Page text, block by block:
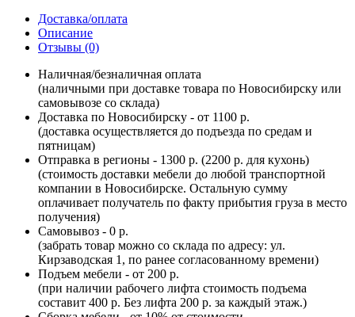
Доставка/оплата
Описание
Отзывы (0)
Наличная/безналичная оплата
(наличными при доставке товара по Новосибирску или
самовывозе со склада)
Доставка по Новосибирску - от 1100 р.
(доставка осуществляется до подъезда по средам и
пятницам)
Отправка в регионы - 1300 р. (2200 р. для кухонь)
(стоимость доставки мебели до любой транспортной
компании в Новосибирске. Остальную сумму
оплачивает получатель по факту прибытия груза в место
получения)
Самовывоз - 0 р.
(забрать товар можно со склада по адресу: ул.
Кирзаводская 1, по ранее согласованному времени)
Подъем мебели - от 200 р.
(при наличии рабочего лифта стоимость подъема
составит 400 р. Без лифта 200 р. за каждый этаж.)